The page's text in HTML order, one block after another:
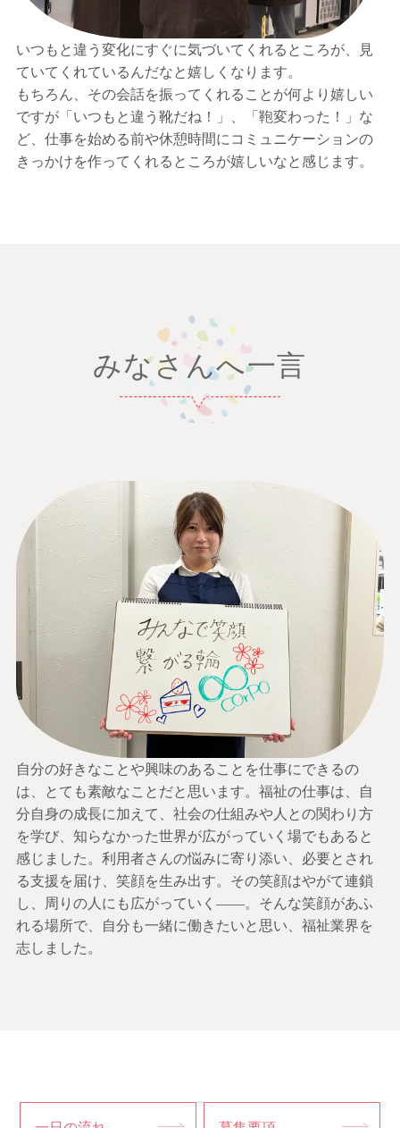
いつもと違う変化にすぐに気づいてくれるところが、見
ていてくれているんだなと嬉しくなります。
もちろん、その会話を振ってくれることが何より嬉しい
ですが「いつもと違う靴だね！」、「鞄変わった！」な
ど、仕事を始める前や休憩時間にコミュニケーションの
きっかけを作ってくれるところが嬉しいなと感じます。
みなさんへ一言
自分の好きなことや興味のあることを仕事にできるの
は、とても素敵なことだと思います。福祉の仕事は、自
分自身の成長に加えて、社会の仕組みや人との関わり方
を学び、知らなかった世界が広がっていく場でもあると
感じました。利用者さんの悩みに寄り添い、必要とされ
る支援を届け、笑顔を生み出す。その笑顔はやがて連鎖
し、周りの人にも広がっていく――。そんな笑顔があふ
れる場所で、自分も一緒に働きたいと思い、福祉業界を
志しました。